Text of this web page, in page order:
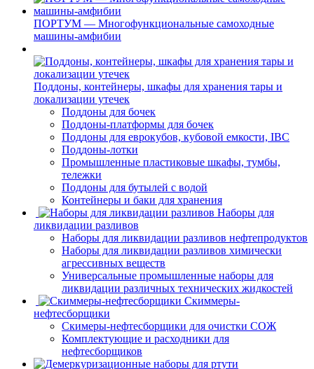
ПОРТУМ — Многофункциональные самоходные
машины-амфибии
Поддоны, контейнеры, шкафы для хранения тары и
локализации утечек
Поддоны для бочек
Поддоны-платформы для бочек
Поддоны для еврокубов, кубовой емкости, IBC
Поддоны-лотки
Промышленные пластиковые шкафы, тумбы,
тележки
Поддоны для бутылей с водой
Контейнеры и баки для хранения
Наборы для
ликвидации разливов
Наборы для ликвидации разливов нефтепродуктов
Наборы для ликвидации разливов химически
агрессивных веществ
Универсальные промышленные наборы для
ликвидации различных технических жидкостей
Скиммеры-
нефтесборщики
Скимеры-нефтесборщики для очистки СОЖ
Комплектующие и расходники для
нефтесборщиков